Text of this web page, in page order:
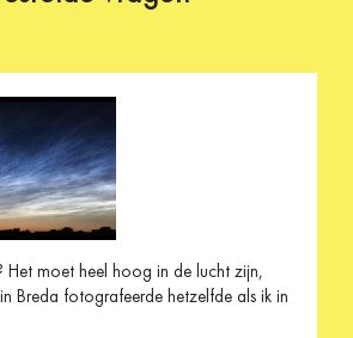
Het moet heel hoog in de lucht zijn,
Breda fotografeerde hetzelfde als ik in